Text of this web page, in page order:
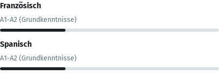
Französisch
A1-A2 (Grundkenntnisse)
Spanisch
A1-A2 (Grundkenntnisse)